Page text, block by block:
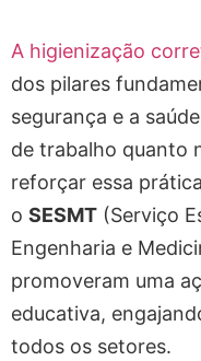
A higienização
dos pilares
segurança e a
de trabalho quanto
reforçar essa
o SESMT (Serviço
Engenharia e
promoveram uma
educativa,
todos os setores.